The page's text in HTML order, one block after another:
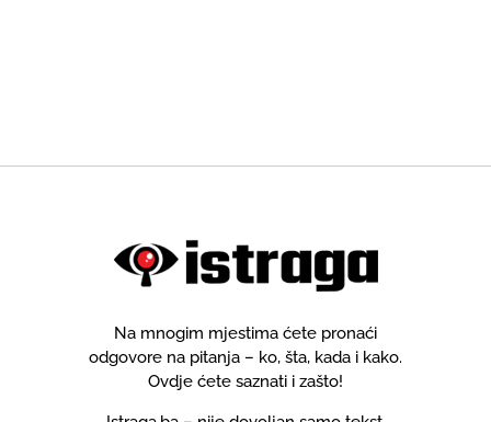
Na mnogim mjestima ćete pronaći
odgovore na pitanja – ko, šta, kada i kako.
Ovdje ćete saznati i zašto!